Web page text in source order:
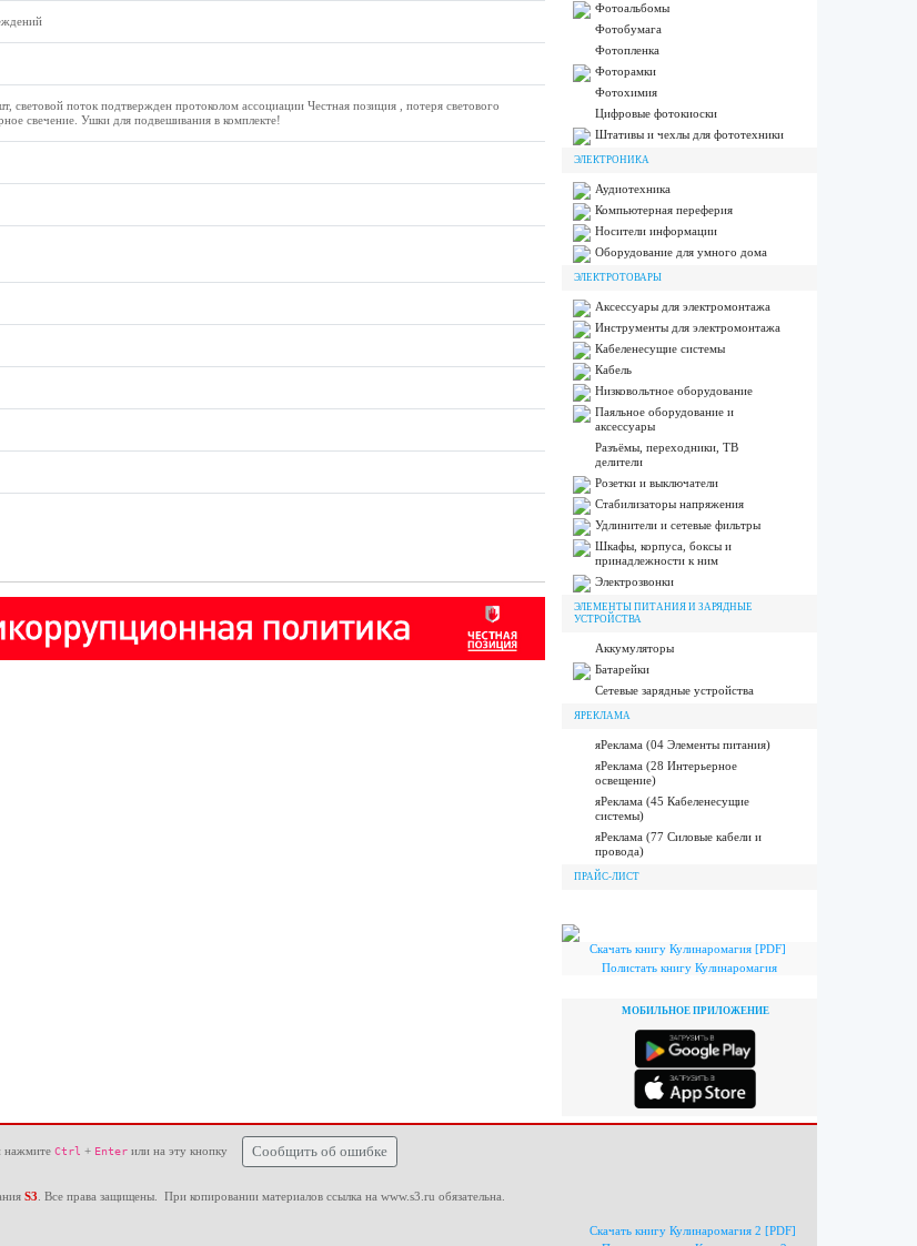
световой поток подтвержден протоколом ассоциации Честная позиция , потеря светового
свечение. Ушки для подвешивания в комплекте!
Фотоальбомы
Фотобумага
Фотопленка
Фоторамки
Фотохимия
Цифровые фотокиоски
Штативы и чехлы для фототехники
ЭЛЕКТРОНИКА
Аудиотехника
Компьютерная переферия
Носители информации
Оборудование для умного дома
ЭЛЕКТРОТОВАРЫ
Аксессуары для электромонтажа
Инструменты для электромонтажа
Кабеленесущие системы
Кабель
Низковольтное оборудование
Паяльное оборудование и
аксессуары
Разъёмы, переходники, ТВ
делители
Розетки и выключатели
Стабилизаторы напряжения
Удлинители и сетевые фильтры
Шкафы, корпуса, боксы и
принадлежности к ним
Электрозвонки
ЭЛЕМЕНТЫ ПИТАНИЯ И ЗАРЯДНЫЕ
УСТРОЙСТВА
Аккумуляторы
Батарейки
Сетевые зарядные устройства
ЯРЕКЛАМА
яРеклама (04 Элементы питания)
яРеклама (28 Интерьерное
освещение)
яРеклама (45 Кабеленесущие
системы)
яРеклама (77 Силовые кабели и
провода)
ПРАЙС-ЛИСТ
Скачать книгу Кулинаромагия 2 [PDF]
Скачать книгу Кулинаромагия [PDF]
Полистать книгу Кулинаромагия
МОБИЛЬНОЕ ПРИЛОЖЕНИЕ
нажмите Ctrl + Enterили на эту кнопку Сообщить об ошибке
S3 . Все права защищены. При копировании материалов ссылка на www.s3.ru обязательна.